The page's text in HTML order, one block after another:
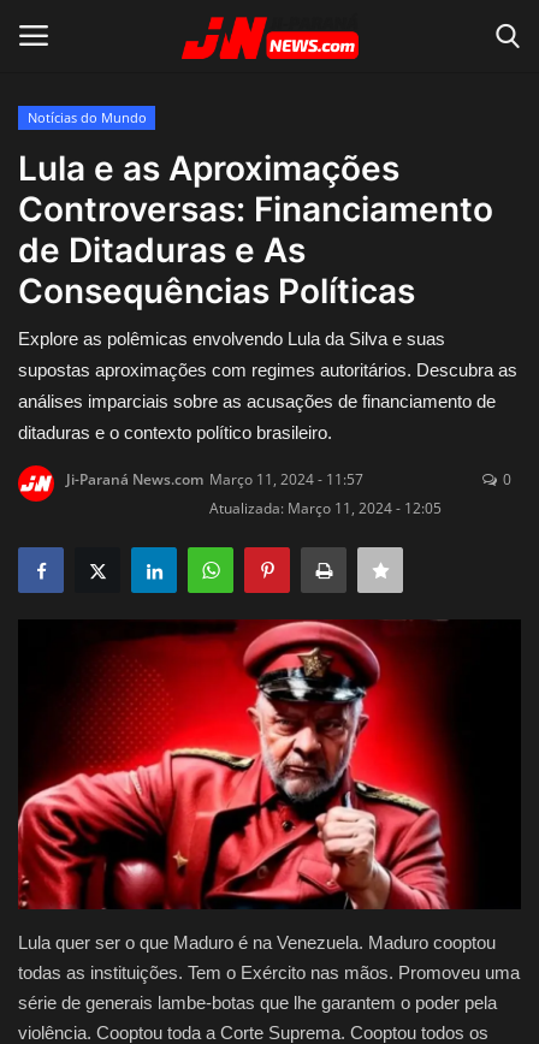
Home
Contato
Acidente
Notícias do Mundo
Polícia
Justiça
Educação
Galeria
Saúde
Notícias do Mundo
Lula e as Aproximações
Controversas: Financiamento
de Ditaduras e As
Consequências Políticas
Explore as polêmicas envolvendo Lula da Silva e suas
supostas aproximações com regimes autoritários. Descubra as
análises imparciais sobre as acusações de financiamento de
ditaduras e o contexto político brasileiro.
Ji-Paraná News.com Março 11, 2024 - 11:57
Atualizada: Março 11, 2024 - 12:05
0
Lula quer ser o que Maduro é na Venezuela. Maduro cooptou
todas as instituições. Tem o Exército nas mãos. Promoveu uma
série de generais lambe-botas que lhe garantem o poder pela
violência. Cooptou toda a Corte Suprema. Cooptou todos os